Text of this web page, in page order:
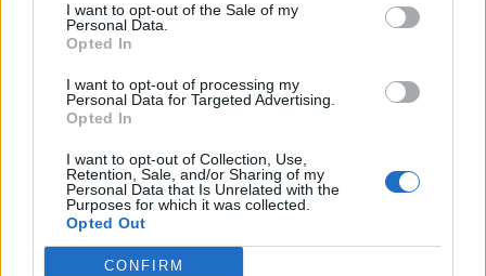
I want to opt-out of the Sale of my
Personal Data.
Opted In
I want to opt-out of processing my
Personal Data for Targeted Advertising.
Opted In
I want to opt-out of Collection, Use,
Retention, Sale, and/or Sharing of my
Personal Data that Is Unrelated with the
Purposes for which it was collected.
Opted Out
CONFIRM